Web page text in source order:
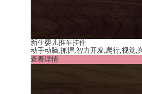
新生婴儿推车挂件
动手动脑,抓握,智力开发,爬行,视觉,
查看详情